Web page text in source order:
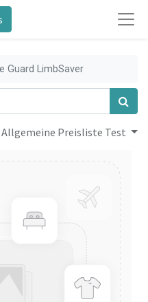
Guard LimbSaver
Allgemeine Preisliste Test